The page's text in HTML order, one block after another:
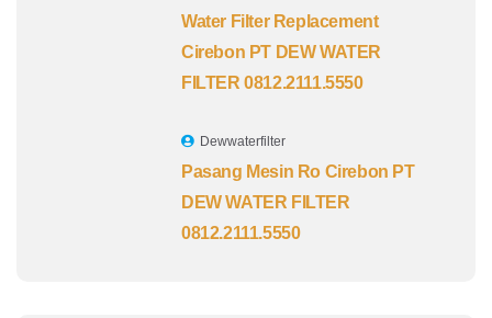
Water Filter Replacement
Cirebon PT DEW WATER
FILTER 0812.2111.5550
Dewwaterfilter
Pasang Mesin Ro Cirebon PT
DEW WATER FILTER
0812.2111.5550